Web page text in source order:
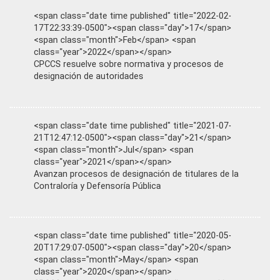
<span class="date time published" title="2022-02-
17T22:33:39-0500"><span class="day">17</span>
<span class="month">Feb</span> <span
class="year">2022</span></span>
CPCCS resuelve sobre normativa y procesos de
designación de autoridades
<span class="date time published" title="2021-07-
21T12:47:12-0500"><span class="day">21</span>
<span class="month">Jul</span> <span
class="year">2021</span></span>
Avanzan procesos de designación de titulares de la
Contraloría y Defensoría Pública
<span class="date time published" title="2020-05-
20T17:29:07-0500"><span class="day">20</span>
<span class="month">May</span> <span
class="year">2020</span></span>